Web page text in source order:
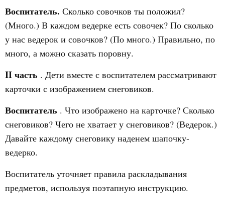
Воспитатель. Сколько совочков ты положил?
(Много.) В каждом ведерке есть совочек? По сколько
у нас ведерок и совочков? (По много.) Правильно, по
много, а можно сказать поровну.
II часть . Дети вместе с воспитателем рассматривают
карточки с изображением снеговиков.
Воспитатель . Что изображено на карточке? Сколько
снеговиков? Чего не хватает у снеговиков? (Ведерок.)
Давайте каждому снеговику наденем шапочку-
ведерко.
Воспитатель уточняет правила раскладывания
предметов, используя поэтапную инструкцию.